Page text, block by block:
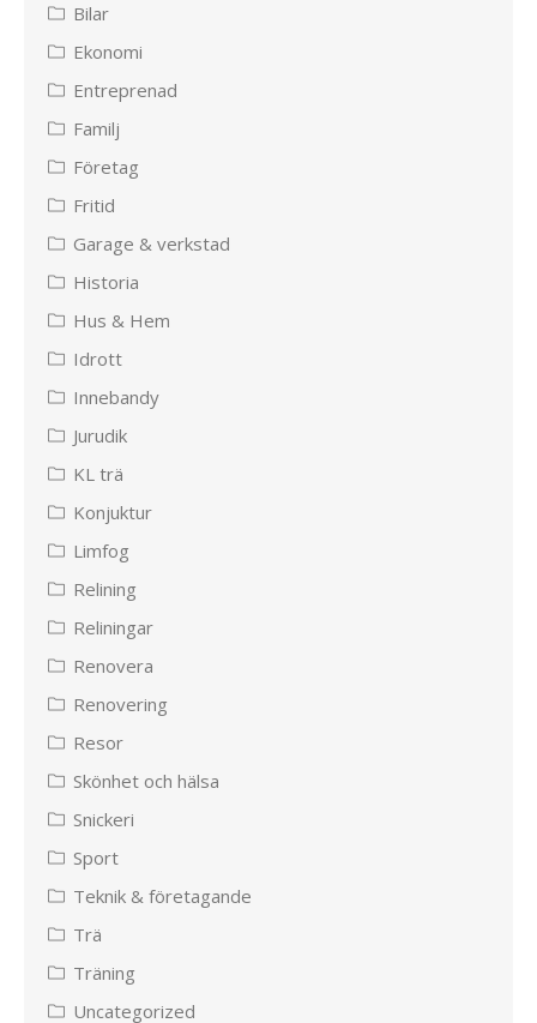
Bilar
Ekonomi
Entreprenad
Familj
Företag
Fritid
Garage & verkstad
Historia
Hus & Hem
Idrott
Innebandy
Jurudik
KL trä
Konjuktur
Limfog
Relining
Reliningar
Renovera
Renovering
Resor
Skönhet och hälsa
Snickeri
Sport
Teknik & företagande
Trä
Träning
Uncategorized